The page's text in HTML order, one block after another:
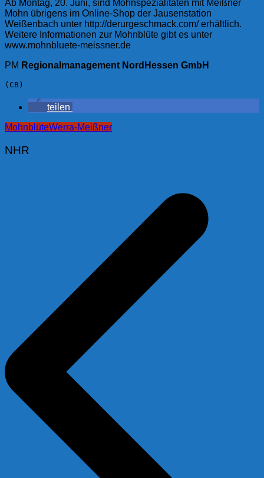
Ab Montag, 20. Juni, sind Mohnspezialitäten mit Meißner
Mohn übrigens im Online-Shop der Jausenstation
Weißenbach unter http://derurgeschmack.com/ erhältlich.
Weitere Informationen zur Mohnblüte gibt es unter
www.mohnbluete-meissner.de
PM Regionalmanagement NordHessen GmbH
(CB)
teilen
MohnblüteWerra-Meißner
NHR